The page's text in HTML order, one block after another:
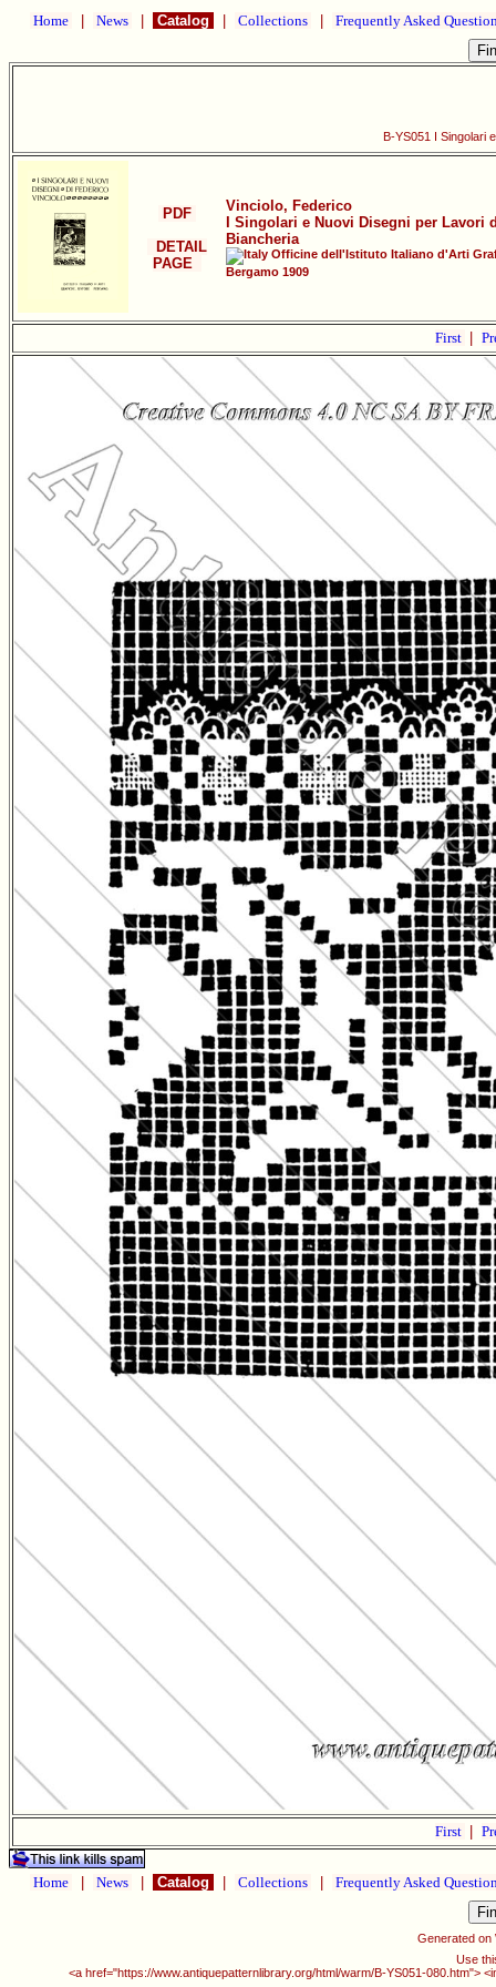
Home News Catalog Collections Frequently Asked
B-YS051 I Singolari
PDF
DETAIL
PAGE
Vinciolo, Federico
I Singolari e Nuovi Disegni per Lavori
Biancheria
Officine dell'Istituto Italiano d'Arti
Bergamo 1909
First
First
Home News Catalog Collections Frequently Asked
Generated on
Use
<a href="https://www.antiquepatternlibrary.org/html/warm/B-YS051-080.htm">